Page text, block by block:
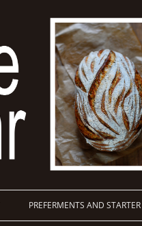
PREFERMENTS AND STARTER